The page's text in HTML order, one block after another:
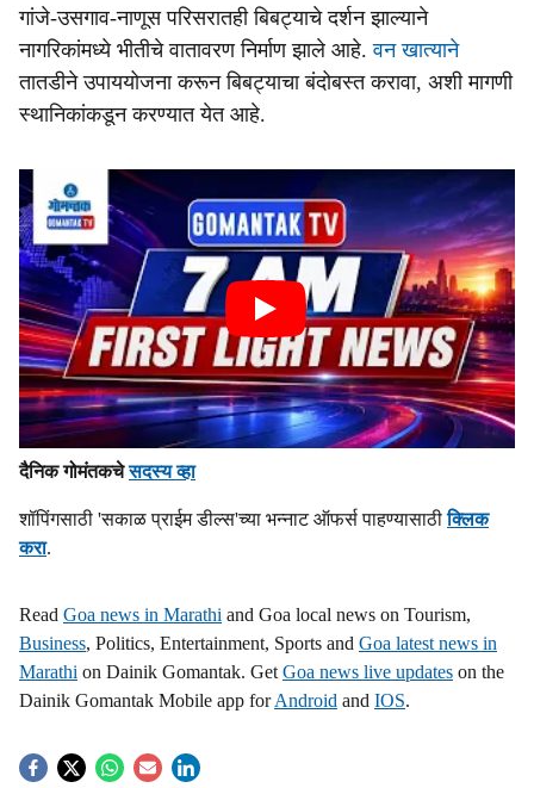
गांजे-उसगाव-नाणूस परिसरातही बिबट्याचे दर्शन झाल्याने
नागरिकांमध्ये भीतीचे वातावरण निर्माण झाले आहे. वन खात्याने
तातडीने उपाययोजना करून बिबट्याचा बंदोबस्त करावा, अशी मागणी
स्थानिकांकडून करण्यात येत आहे.
दैनिक गोमंतकचेसदस्य व्हा
शॉपिंगसाठी 'सकाळ प्राईम डील्स'च्या भन्नाट ऑफर्स पाहण्यासाठीक्लिक
करा.
Read Goa news in Marathi and Goa local news on Tourism,
Business, Politics, Entertainment, Sports and Goa latest news in
Marathi on Dainik Gomantak. Get Goa news live updates on the
Dainik Gomantak Mobile app forAndroid and IOS.